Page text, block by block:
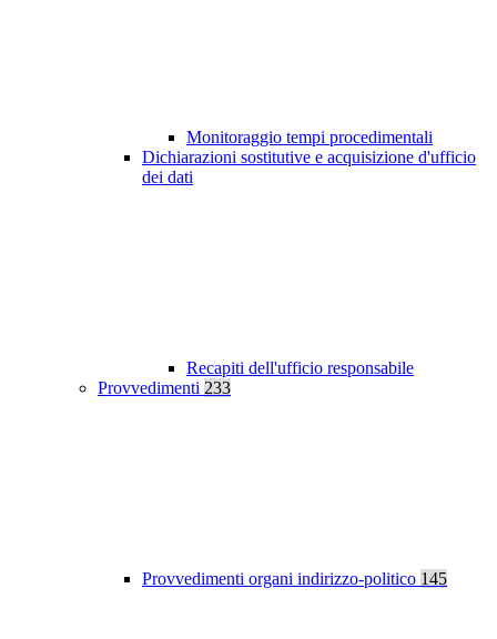
Monitoraggio tempi procedimentali
Dichiarazioni sostitutive e acquisizione d'ufficio
dei dati
Recapiti dell'ufficio responsabile
Provvedimenti 233
Provvedimenti organi indirizzo-politico 145